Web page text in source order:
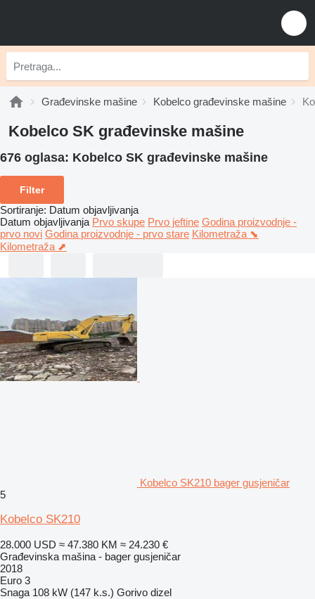
Građevinske mašine Kobelco građevinske mašine
Kobelco SK građevinske mašine
676 oglasa: Kobelco SK građevinske mašine
Filter
Sortiranje: Datum objavljivanja
Datum objavljivanja Prvo skupe Prvo jeftine Godina proizvodnje -
prvo novi Godina proizvodnje - prvo stare Kilometraža ⬊
Kilometraža ⬈
Kobelco SK210 bager gusjeničar
5
Kobelco SK210
28.000 USD ≈ 47.380 KM ≈ 24.230 €
Građevinska mašina - bager gusjeničar
2018
Euro 3
Snaga 108 kW (147 k.s.) Gorivo dizel